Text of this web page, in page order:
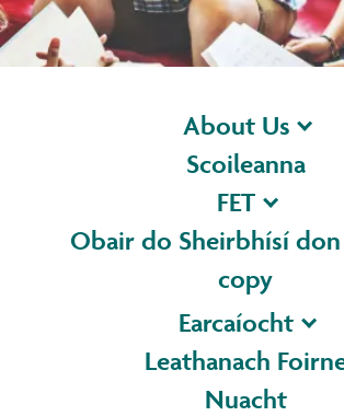
About Us
Scoileanna
FET
Obair do Sheirbhísí
copy
Earcaíocht
Leathanach
Nuacht